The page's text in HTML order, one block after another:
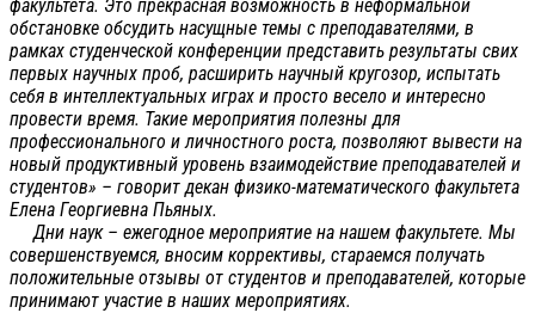
факультета. Это прекрасная возможность в неформальной
обстановке обсудить насущные темы с преподавателями, в
рамках студенческой конференции представить результаты свих
первых научных проб, расширить научный кругозор, испытать
себя в интеллектуальных играх и просто весело и интересно
провести время. Такие мероприятия полезны для
профессионального и личностного роста, позволяют вывести на
новый продуктивный уровень взаимодействие преподавателей и
студентов» – говорит декан физико-математического факультета
Елена Георгиевна Пьяных.
Дни наук – ежегодное мероприятие на нашем факультете. Мы
совершенствуемся, вносим коррективы, стараемся получать
положительные отзывы от студентов и преподавателей, которые
принимают участие в наших мероприятиях.